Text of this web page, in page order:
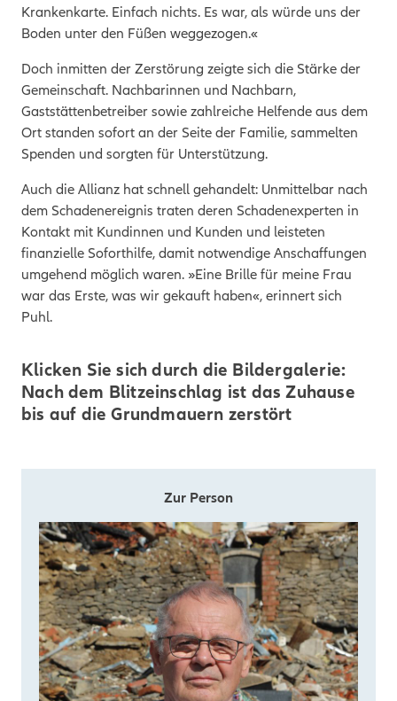
Zur Person
Krankenkarte. Einfach nichts. Es war, als würde uns der
Boden unter den Füßen weggezogen.«
Doch inmitten der Zerstörung zeigte sich die Stärke der
Gemeinschaft. Nachbarinnen und Nachbarn,
Gaststättenbetreiber sowie zahlreiche Helfende aus dem
Ort standen sofort an der Seite der Familie, sammelten
Spenden und sorgten für Unterstützung.
Auch die Allianz hat schnell gehandelt: Unmittelbar nach
dem Schadenereignis traten deren Schadenexperten in
Kontakt mit Kundinnen und Kunden und leisteten
finanzielle Soforthilfe, damit notwendige Anschaffungen
umgehend möglich waren. »Eine Brille für meine Frau
war das Erste, was wir gekauft haben«, erinnert sich
Puhl.
Klicken Sie sich durch die Bildergalerie:
Nach dem Blitzeinschlag ist das Zuhause
bis auf die Grundmauern zerstört